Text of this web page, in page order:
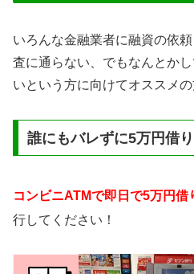
いろんな金融業者に融資の依
査に通らない、でもなんとか
いという方に向けてオススメの
誰にもバレずに5万円借
コンビニATMで即日で5万円借
行してください！